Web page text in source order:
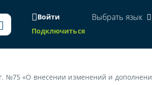
Войти
Подключиться
Выбрать язык
труда и социальной защиты Республики Беларусь от 14 июля 2005 г. № 86»